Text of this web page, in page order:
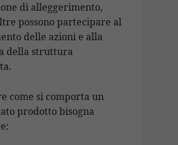
di alleggerimento,
possono partecipare al
delle azioni e alla
della struttura
come si comporta un
prodotto bisogna